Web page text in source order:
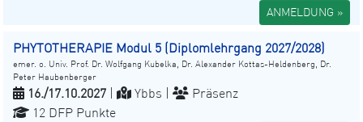
ANMELDUNG »
PHYTOTHERAPIE Modul 5 (Diplomlehrgang 2027/2028)
emer. o. Univ. Prof. Dr. Wolfgang Kubelka, Dr. Alexander Kottas-Heldenberg, Dr.
Peter Haubenberger
16./17.10.2027 Ybbs |
Präsenz
12 DFP Punkte